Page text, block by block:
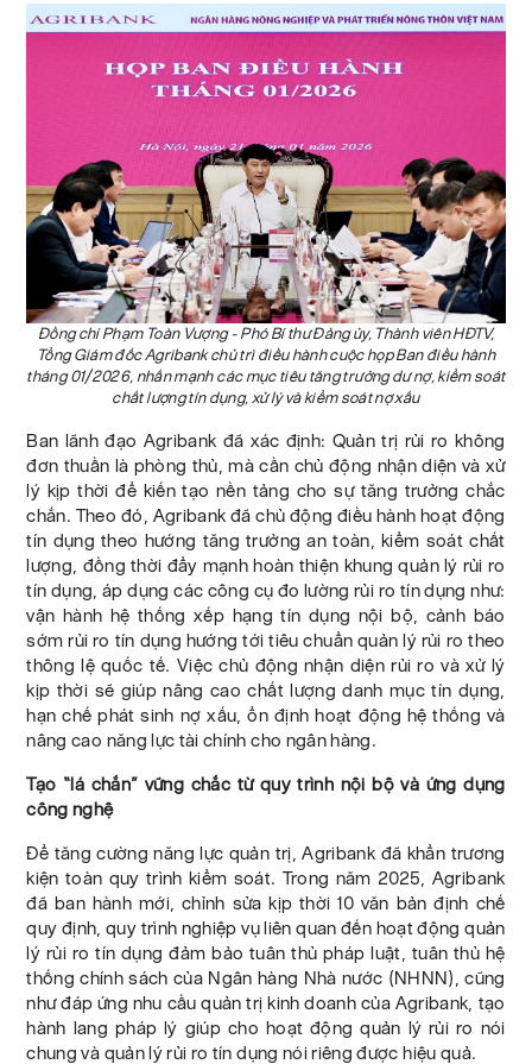
Đồng chí Phạm Toàn Vượng - Phó Bí thư Đảng ủy, Thành viên HĐTV,
Tổng Giám đốc Agribank chủ trì điều hành cuộc họp Ban điều hành
tháng 01/2026, nhấn mạnh các mục tiêu tăng trưởng dư nợ, kiểm soát
chất lượng tín dụng, xử lý và kiểm soát nợ xấu
Ban lãnh đạo Agribank đã xác định: Quản trị rủi ro không
đơn thuần là phòng thủ, mà cần chủ động nhận diện và xử
lý kịp thời để kiến tạo nền tảng cho sự tăng trưởng chắc
chắn. Theo đó, Agribank đã chủ động điều hành hoạt động
tín dụng theo hướng tăng trưởng an toàn, kiểm soát chất
lượng, đồng thời đẩy mạnh hoàn thiện khung quản lý rủi ro
tín dụng, áp dụng các công cụ đo lường rủi ro tín dụng như:
vận hành hệ thống xếp hạng tín dụng nội bộ, cảnh báo
sớm rủi ro tín dụng hướng tới tiêu chuẩn quản lý rủi ro theo
thông lệ quốc tế. Việc chủ động nhận diện rủi ro và xử lý
kịp thời sẽ giúp nâng cao chất lượng danh mục tín dụng,
hạn chế phát sinh nợ xấu, ổn định hoạt động hệ thống và
nâng cao năng lực tài chính cho ngân hàng.
Tạo “lá chắn” vững chắc từ quy trình nội bộ và ứng dụng
công nghệ
Để tăng cường năng lực quản trị, Agribank đã khẩn trương
kiện toàn quy trình kiểm soát. Trong năm 2025, Agribank
đã ban hành mới, chỉnh sửa kịp thời 10 văn bản định chế
quy định, quy trình nghiệp vụ liên quan đến hoạt động quản
lý rủi ro tín dụng đảm bảo tuân thủ pháp luật, tuân thủ hệ
thống chính sách của Ngân hàng Nhà nước (NHNN), cũng
như đáp ứng nhu cầu quản trị kinh doanh của Agribank, tạo
hành lang pháp lý giúp cho hoạt động quản lý rủi ro nói
chung và quản lý rủi ro tín dụng nói riêng được hiệu quả.